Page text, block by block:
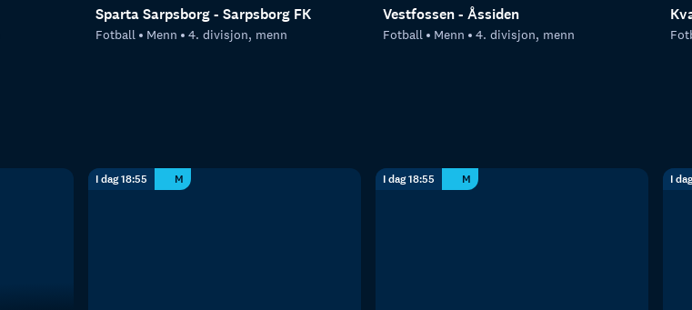
Sparta Sarpsborg - Sarpsborg FK
Fotball Menn 4. divisjon, menn
Vestfossen - Åssiden
Fotball Menn 4. divisjon, menn
I dag 18:55 M I dag 18:55 M I